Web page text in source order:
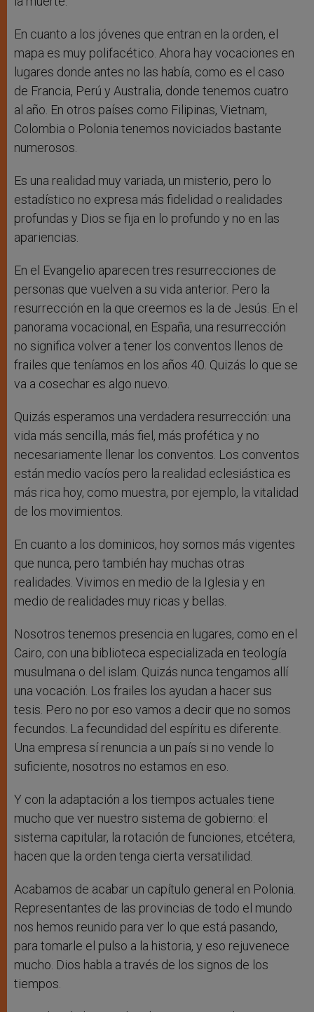
En cuanto a los jóvenes que entran en la orden, el
mapa es muy polifacético. Ahora hay vocaciones en
lugares donde antes no las había, como es el caso
de Francia, Perú y Australia, donde tenemos cuatro
al año. En otros países como Filipinas, Vietnam,
Colombia o Polonia tenemos noviciados bastante
numerosos.
Es una realidad muy variada, un misterio, pero lo
estadístico no expresa más fidelidad o realidades
profundas y Dios se fija en lo profundo y no en las
apariencias.
En el Evangelio aparecen tres resurrecciones de
personas que vuelven a su vida anterior. Pero la
resurrección en la que creemos es la de Jesús. En el
panorama vocacional, en España, una resurrección
no significa volver a tener los conventos llenos de
frailes que teníamos en los años 40. Quizás lo que se
va a cosechar es algo nuevo.
Quizás esperamos una verdadera resurrección: una
vida más sencilla, más fiel, más profética y no
necesariamente llenar los conventos. Los conventos
están medio vacíos pero la realidad eclesiástica es
más rica hoy, como muestra, por ejemplo, la vitalidad
de los movimientos.
En cuanto a los dominicos, hoy somos más vigentes
que nunca, pero también hay muchas otras
realidades. Vivimos en medio de la Iglesia y en
medio de realidades muy ricas y bellas.
Nosotros tenemos presencia en lugares, como en el
Cairo, con una biblioteca especializada en teología
musulmana o del islam. Quizás nunca tengamos allí
una vocación. Los frailes los ayudan a hacer sus
tesis. Pero no por eso vamos a decir que no somos
fecundos. La fecundidad del espíritu es diferente.
Una empresa sí renuncia a un país si no vende lo
suficiente, nosotros no estamos en eso.
Y con la adaptación a los tiempos actuales tiene
mucho que ver nuestro sistema de gobierno: el
sistema capitular, la rotación de funciones, etcétera,
hacen que la orden tenga cierta versatilidad.
Acabamos de acabar un capítulo general en Polonia.
Representantes de las provincias de todo el mundo
nos hemos reunido para ver lo que está pasando,
para tomarle el pulso a la historia, y eso rejuvenece
mucho. Dios habla a través de los signos de los
tiempos.